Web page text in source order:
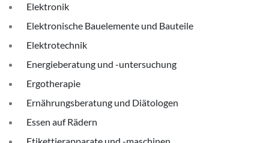
Elektronik
Elektronische Bauelemente und Bauteile
Elektrotechnik
Energieberatung und -untersuchung
Ergotherapie
Ernährungsberatung und Diätologen
Essen auf Rädern